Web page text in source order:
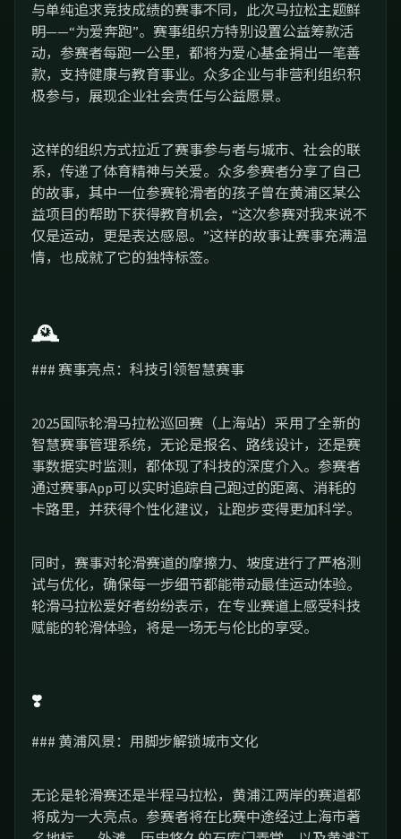
与单纯追求竞技成绩的赛事不同，此次马拉松主题鲜
明——“为爱奔跑”。赛事组织方特别设置公益筹款活
动，参赛者每跑一公里，都将为爱心基金捐出一笔善
款，支持健康与教育事业。众多企业与非营利组织积
极参与，展现企业社会责任与公益愿景。
这样的组织方式拉近了赛事参与者与城市、社会的联
系，传递了体育精神与关爱。众多参赛者分享了自己
的故事，其中一位参赛轮滑者的孩子曾在黄浦区某公
益项目的帮助下获得教育机会，“这次参赛对我来说不
仅是运动，更是表达感恩。”这样的故事让赛事充满温
情，也成就了它的独特标签。
🕰️
### 赛事亮点：科技引领智慧赛事
2025国际轮滑马拉松巡回赛（上海站）采用了全新的
智慧赛事管理系统，无论是报名、路线设计，还是赛
事数据实时监测，都体现了科技的深度介入。参赛者
通过赛事App可以实时追踪自己跑过的距离、消耗的
卡路里，并获得个性化建议，让跑步变得更加科学。
同时，赛事对轮滑赛道的摩擦力、坡度进行了严格测
试与优化，确保每一步细节都能带动最佳运动体验。
轮滑马拉松爱好者纷纷表示，在专业赛道上感受科技
赋能的轮滑体验，将是一场无与伦比的享受。
❣️
### 黄浦风景：用脚步解锁城市文化
无论是轮滑赛还是半程马拉松，黄浦江两岸的赛道都
将成为一大亮点。参赛者将在比赛中途经过上海市著